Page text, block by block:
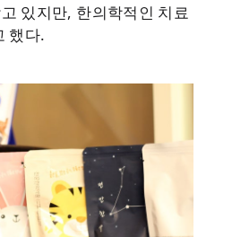
있지만, 한의학적인 치료
했다.